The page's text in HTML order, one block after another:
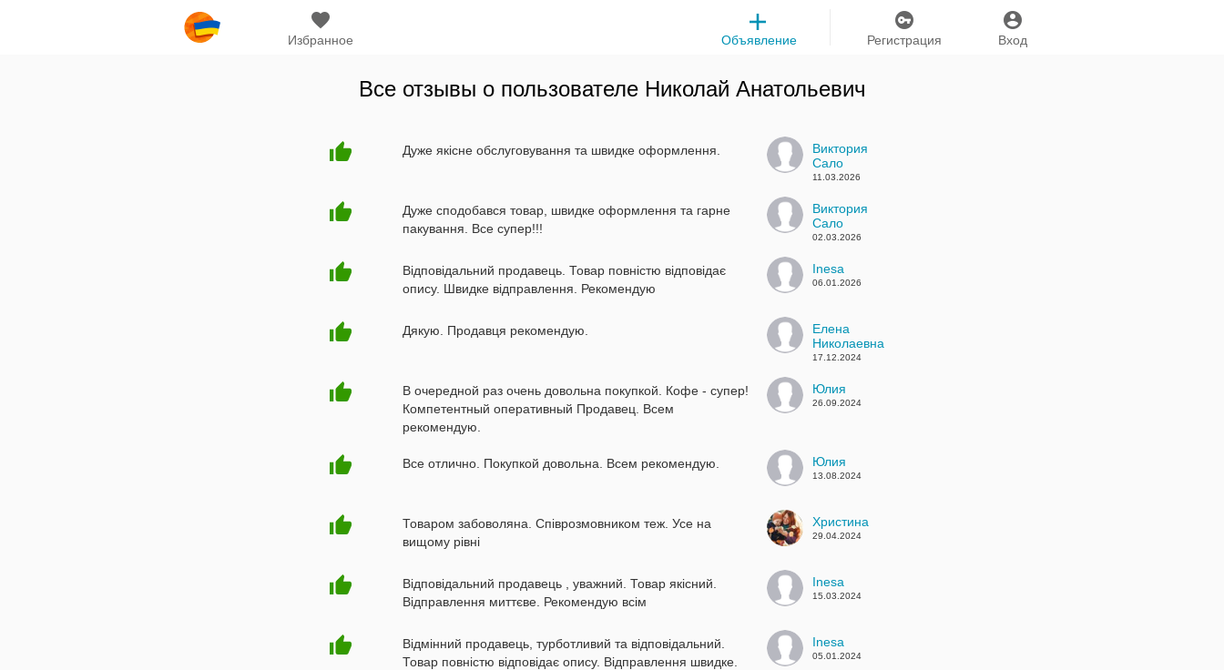
Избранное Вход
Регистрация
Объявление
Все отзывы о пользователе Николай Анатольевич
Виктория
Сало
11.03.2026
Дуже якісне обслуговування та швидке оформлення.
Виктория
Сало
02.03.2026
Дуже сподобався товар, швидке оформлення та гарне
пакування. Все супер!!!
Inesa
06.01.2026
Відповідальний продавець. Товар повністю відповідає
опису. Швидке відправлення. Рекомендую
Елена
Николаевна
17.12.2024
Дякую. Продавця рекомендую.
Юлия
26.09.2024
В очередной раз очень довольна покупкой. Кофе - супер!
Компетентный оперативный Продавец. Всем
рекомендую.
Юлия
13.08.2024
Все отлично. Покупкой довольна. Всем рекомендую.
Христина
29.04.2024
Товаром забоволяна. Співрозмовником теж. Усе на
вищому рівні
Inesa
15.03.2024
Відповідальний продавець , уважний. Товар якісний.
Відправлення миттєве. Рекомендую всім
Inesa
05.01.2024
Відмінний продавець, турботливий та відповідальний.
Товар повністю відповідає опису. Відправлення швидке.